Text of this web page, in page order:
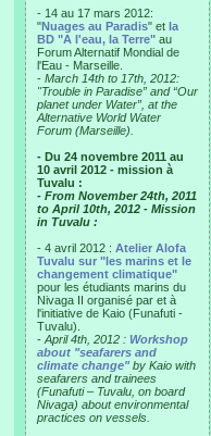
- 14 au 17 mars 2012:
"Nuages au Paradis" et la
BD "A l'eau, la Terre" au
Forum Alternatif Mondial de
l'Eau - Marseille.
- March 14th to 17th, 2012:
"Trouble in Paradise” and “Our
planet under Water”, at the
Alternative World Water
Forum (Marseille).
- Du 24 novembre 2011 au
10 avril 2012 - mission à
Tuvalu :
- From November 24th, 2011
to April 10th, 2012 - Mission
in Tuvalu :
- 4 avril 2012 : Atelier Alofa
Tuvalu sur "les marins et le
changement climatique"
pour les étudiants marins du
Nivaga II organisé par et à
l'initiative de Kaio (Funafuti -
Tuvalu).
- April 4th, 2012 : Workshop
about "seafarers and
climate change"by Kaio with
seafarers and trainees
(Funafuti – Tuvalu, on board
Nivaga) about environmental
practices on vessels.